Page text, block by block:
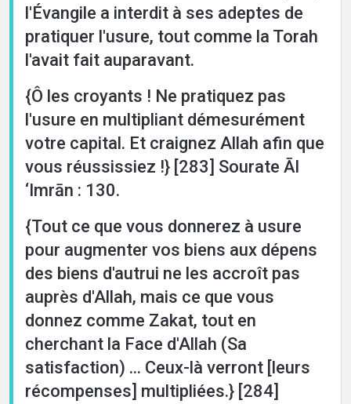
l'Évangile a interdit à ses adeptes de
pratiquer l'usure, tout comme la Torah
l'avait fait auparavant.
{Ô les croyants ! Ne pratiquez pas
l'usure en multipliant démesurément
votre capital. Et craignez Allah afin que
vous réussissiez !} [283] Sourate Āl
‘Imrān : 130.
{Tout ce que vous donnerez à usure
pour augmenter vos biens aux dépens
des biens d'autrui ne les accroît pas
auprès d'Allah, mais ce que vous
donnez comme Zakat, tout en
cherchant la Face d'Allah (Sa
satisfaction) ... Ceux-là verront [leurs
récompenses] multipliées.} [284]